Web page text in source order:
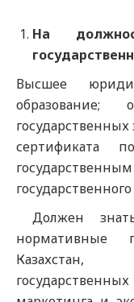
На
Высшее
сертификата
Должен
нормативные
Казахстан,